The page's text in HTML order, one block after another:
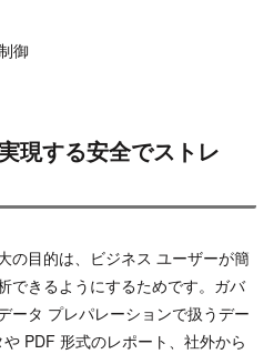
御
現する安全でストレ
の目的は、ビジネス ユーザーが簡
できるようにするためです。ガバ
ータ プレパレーションで扱うデー
PDF 形式のレポート、社外から